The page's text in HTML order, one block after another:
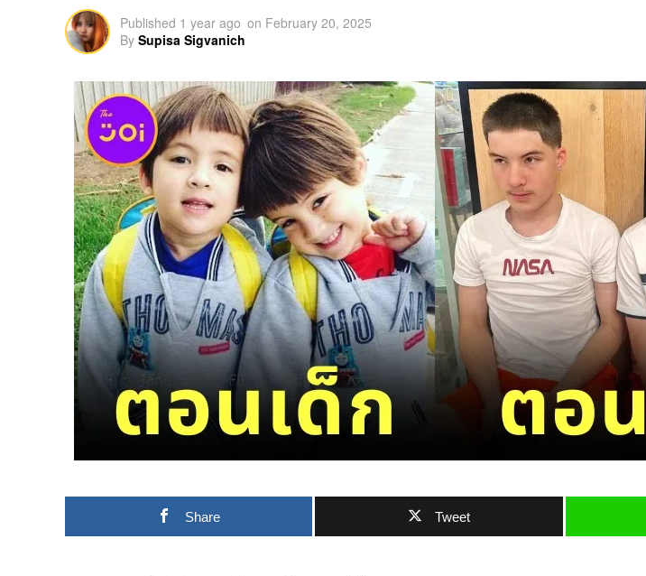
Published 1 year ago on February 20, 2025
By Supisa Sigvanich
Share Tweet